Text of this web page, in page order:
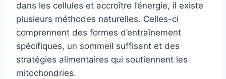
dans les cellules et accroître l’énergie, il existe
plusieurs méthodes naturelles. Celles-ci
comprennent des formes d’entraînement
spécifiques, un sommeil suffisant et des
stratégies alimentaires qui soutiennent les
mitochondries.